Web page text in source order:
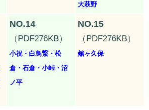
大萩野
NO.14
（PDF276KB）
小祝・白鳥繋・松
倉・石倉・小峠・沼
ノ平
NO.15
（PDF276KB）
舘ヶ久保